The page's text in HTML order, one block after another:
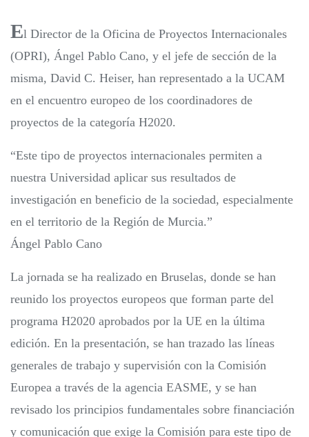
El Director de la Oficina de Proyectos Internacionales
(OPRI), Ángel Pablo Cano, y el jefe de sección de la
misma, David C. Heiser, han representado a la UCAM
en el encuentro europeo de los coordinadores de
proyectos de la categoría H2020.
“Este tipo de proyectos internacionales permiten a
nuestra Universidad aplicar sus resultados de
investigación en beneficio de la sociedad, especialmente
en el territorio de la Región de Murcia.”
Ángel Pablo Cano
La jornada se ha realizado en Bruselas, donde se han
reunido los proyectos europeos que forman parte del
programa H2020 aprobados por la UE en la última
edición. En la presentación, se han trazado las líneas
generales de trabajo y supervisión con la Comisión
Europea a través de la agencia EASME, y se han
revisado los principios fundamentales sobre financiación
y comunicación que exige la Comisión para este tipo de